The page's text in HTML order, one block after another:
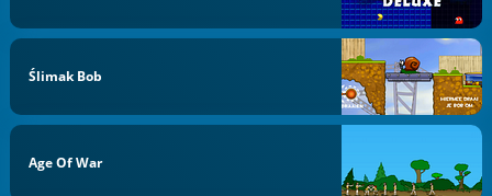
Ślimak Bob
Age Of War